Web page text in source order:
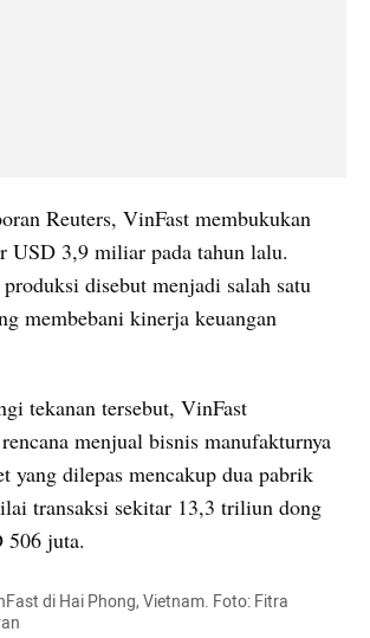
Reuters, VinFast membukukan
USD 3,9 miliar pada tahun lalu.
disebut menjadi salah satu
membebani kinerja keuangan
tekanan tersebut, VinFast
menjual bisnis manufakturnya
yang dilepas mencakup dua pabrik
transaksi sekitar 13,3 triliun dong
506 juta.
di Hai Phong, Vietnam. Foto: Fitra